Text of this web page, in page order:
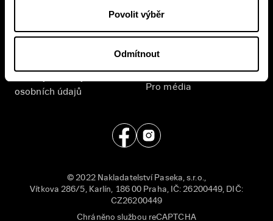
Povolit výběr
Odmítnout
Všeobecné obchodní
osobních údajů
Kontakt
English
Pro média
© 2022 Nakladatelství Paseka, s.r.o.,
Vítkova 286/5, Karlín, 186 00 Praha, IČ: 26200449, DIČ:
CZ26200449
Chráněno službou reCAPTCHA